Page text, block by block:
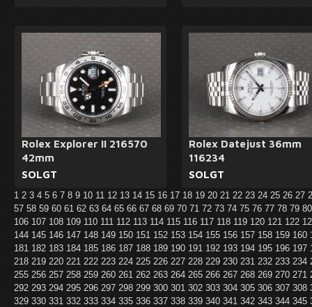
Rolex Explorer II 216570
42mm
SOLGT
Rolex Datejust 36mm
116234
SOLGT
1 2 3 4 5 6 7 8 9 10 11 12 13 14 15 16 17 18 19 20 21 22 23 24 25 26 27
57 58 59 60 61 62 63 64 65 66 67 68 69 70 71 72 73 74 75 76 77 78 79
106 107 108 109 110 111 112 113 114 115 116 117 118 119 120 121 122
144 145 146 147 148 149 150 151 152 153 154 155 156 157 158 159 160
181 182 183 184 185 186 187 188 189 190 191 192 193 194 195 196 197
218 219 220 221 222 223 224 225 226 227 228 229 230 231 232 233 234
255 256 257 258 259 260 261 262 263 264 265 266 267 268 269 270 271
292 293 294 295 296 297 298 299 300 301 302 303 304 305 306 307 308
329 330 331 332 333 334 335 336 337 338 339 340 341 342 343 344 345